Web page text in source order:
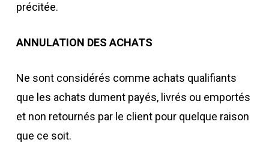
précitée.
ANNULATION DES ACHATS
Ne sont considérés comme achats qualifiants
que les achats dument payés, livrés ou emportés
et non retournés par le client pour quelque raison
que ce soit.